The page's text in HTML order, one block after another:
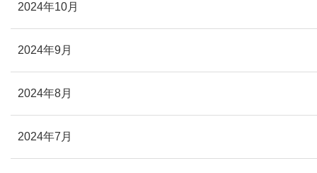
2024年10月
2024年9月
2024年8月
2024年7月